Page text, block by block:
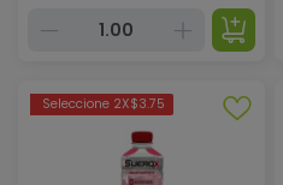
Seleccione 2X$3.75